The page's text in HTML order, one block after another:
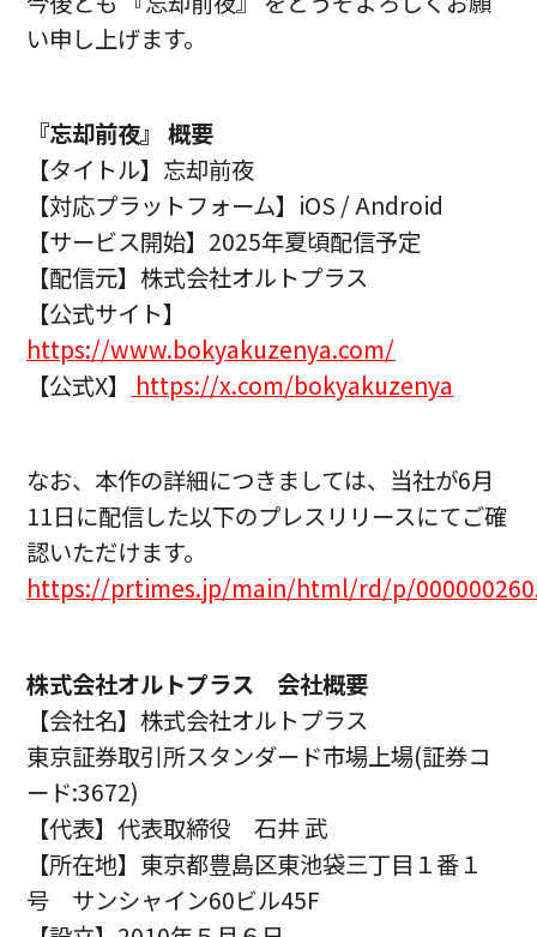
い申し上げます。
『忘却前夜』 概要
【タイトル】忘却前夜
【対応プラットフォーム】iOS / Android
【サービス開始】2025年夏頃配信予定
【配信元】株式会社オルトプラス
【公式サイト】
https://www.bokyakuzenya.com/
【公式X】
https://x.com/bokyakuzenya
なお、本作の詳細につきましては、当社が6月
11日に配信した以下のプレスリリースにてご確
認いただけます。
https://prtimes.jp/main/html/rd/p/
株式会社オルトプラス 会社概要
【会社名】株式会社オルトプラス
東京証券取引所スタンダード市場上場(証券コ
ード:3672)
【代表】代表取締役 石井 武
【所在地】東京都豊島区東池袋三丁目１番１
号 サンシャイン60ビル45F